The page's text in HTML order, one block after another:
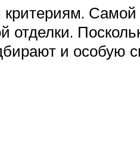
Самой
и особую